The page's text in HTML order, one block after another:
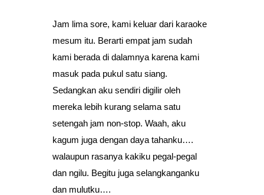
Jam lima sore, kami keluar dari karaoke
mesum itu. Berarti empat jam sudah
kami berada di dalamnya karena kami
masuk pada pukul satu siang.
Sedangkan aku sendiri digilir oleh
mereka lebih kurang selama satu
setengah jam non-stop. Waah, aku
kagum juga dengan daya tahanku….
walaupun rasanya kakiku pegal-pegal
dan ngilu. Begitu juga selangkanganku
dan mulutku….